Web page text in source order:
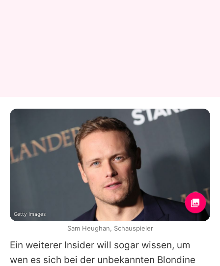
Ein weiterer Insider will sogar wissen, um
wen es sich bei der unbekannten Blondine
Getty Images
Sam Heughan, Schauspieler